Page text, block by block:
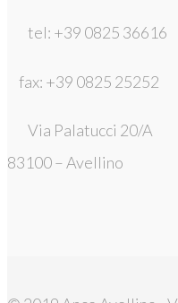
tel: +39 0825 36616
fax: +39 0825 25252
Via Palatucci 20/A
83100 – Avellino